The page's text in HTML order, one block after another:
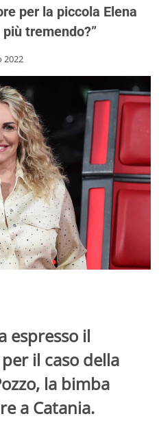
per la piccola Elena
più tremendo?”
2022
espresso il
il caso della
la bimba
a Catania.